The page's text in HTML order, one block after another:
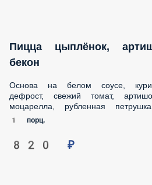
Пицца цыплёнок,
бекон
Основа на белом соусе,
дефрост, свежий томат,
моцарелла, рубленная петрушка
1 порц.
820 ₽